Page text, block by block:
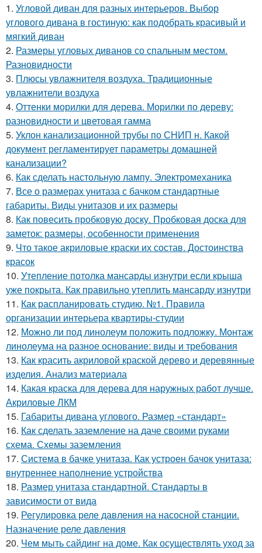
1. Угловой диван для разных интерьеров. Выбор
углового дивана в гостиную: как подобрать красивый и
мягкий диван
2. Размеры угловых диванов со спальным местом.
Разновидности
3. Плюсы увлажнителя воздуха. Традиционные
увлажнители воздуха
4. Оттенки морилки для дерева. Морилки по дереву:
разновидности и цветовая гамма
5. Уклон канализационной трубы по СНИП н. Какой
документ регламентирует параметры домашней
канализации?
6. Как сделать настольную лампу. Электромеханика
7. Все о размерах унитаза с бачком стандартные
габариты. Виды унитазов и их размеры
8. Как повесить пробковую доску. Пробковая доска для
заметок: размеры, особенности применения
9. Что такое акриловые краски их состав. Достоинства
красок
10. Утепление потолка мансарды изнутри если крыша
уже покрыта. Как правильно утеплить мансарду изнутри
11. Как распланировать студию. №1. Правила
организации интерьера квартиры-студии
12. Можно ли под линолеум положить подложку. Монтаж
линолеума на разное основание: виды и требования
13. Как красить акриловой краской дерево и деревянные
изделия. Анализ материала
14. Какая краска для дерева для наружных работ лучше.
Акриловые ЛКМ
15. Габариты дивана углового. Размер «стандарт»
16. Как сделать заземление на даче своими руками
схема. Схемы заземления
17. Система в бачке унитаза. Как устроен бачок унитаза:
внутреннее наполнение устройства
18. Размер унитаза стандартной. Стандарты в
зависимости от вида
19. Регулировка реле давления на насосной станции.
Назначение реле давления
20. Чем мыть сайдинг на доме. Как осуществлять уход за